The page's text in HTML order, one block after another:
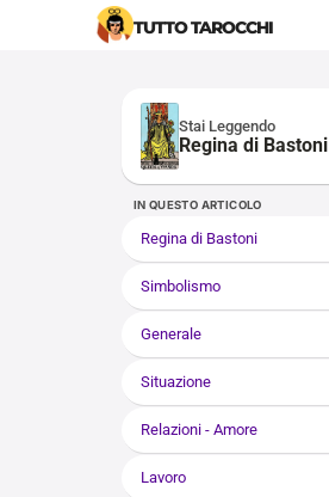
TUTTO TAROCCHI
Stai Leggendo
Regina di Bastoni
IN QUESTO ARTICOLO
Regina di Bastoni
Simbolismo
Generale
Situazione
Relazioni - Amore
Lavoro